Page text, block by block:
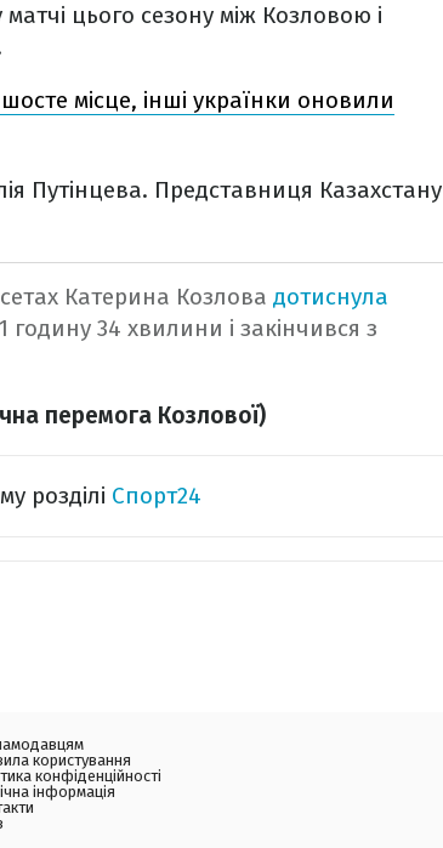
цього сезону між Козловою і
місце, інші українки оновили
Путінцева. Представниця Казахстану
Катерина Козлова дотиснула
годину 34 хвилини і закінчився з
перемога Козлової)
розділі Спорт24
користування
конфіденційності
інформація